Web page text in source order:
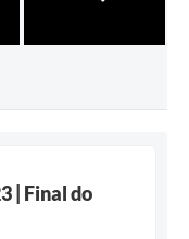
| Final do